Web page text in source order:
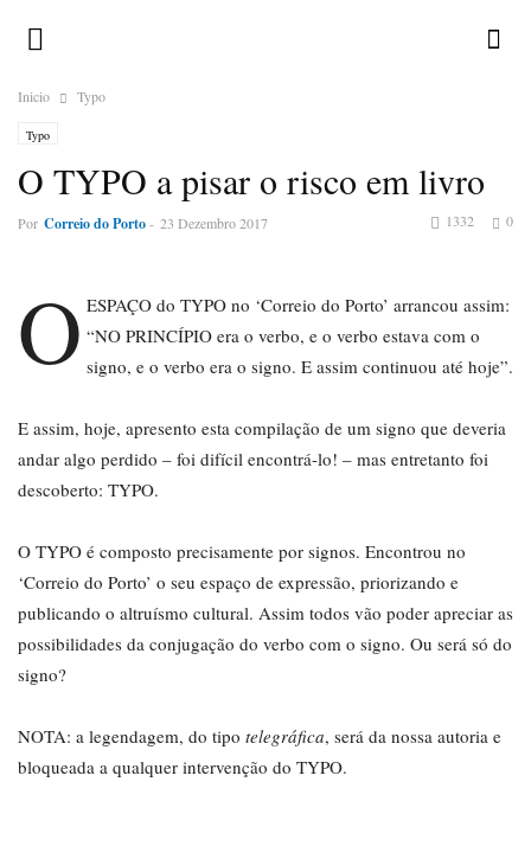
Inicio Typo
Typo
O TYPO a pisar o risco em livro
Por Correio do Porto- 23 Dezembro 2017 0
1332
O ESPAÇO do TYPO no ‘Correio do Porto’ arrancou assim:
“NO PRINCÍPIO era o verbo, e o verbo estava com o
signo, e o verbo era o signo. E assim continuou até hoje”.
E assim, hoje, apresento esta compilação de um signo que deveria
andar algo perdido – foi difícil encontrá-lo! – mas entretanto foi
descoberto: TYPO.
O TYPO é composto precisamente por signos. Encontrou no
‘Correio do Porto’ o seu espaço de expressão, priorizando e
publicando o altruísmo cultural. Assim todos vão poder apreciar as
possibilidades da conjugação do verbo com o signo. Ou será só do
signo?
NOTA: a legendagem, do tipo telegráfica, será da nossa autoria e
bloqueada a qualquer intervenção do TYPO.